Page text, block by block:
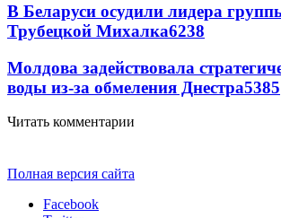
В Беларуси осудили лидера
Трубецкой Михалка6238
Молдова задействовала
воды из-за обмеления Днестра5385
Читать комментарии
Полная версия сайта
Facebook